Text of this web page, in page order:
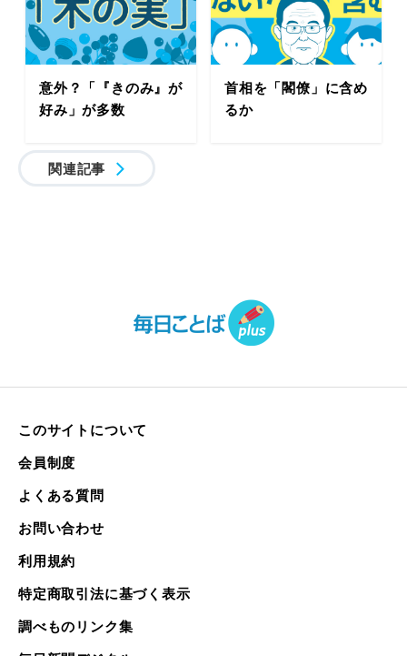
意外？「『きのみ』が
好み」が多数
首相を「閣僚」に含め
るか
関連記事
このサイトについて
会員制度
よくある質問
お問い合わせ
利用規約
特定商取引法に基づく表示
調べものリンク集